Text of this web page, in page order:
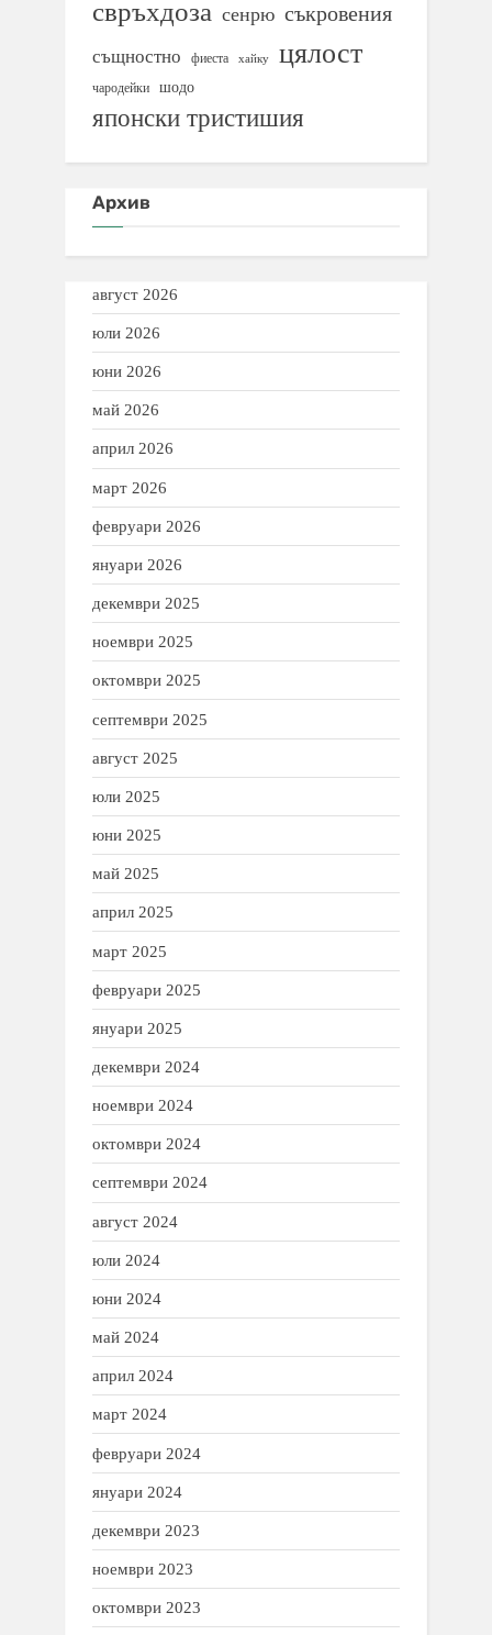
свръхдоза сенрю съкровения
същностно фиеста хайку цялост
чародейки шодо
японски тристишия
Архив
август 2026
юли 2026
юни 2026
май 2026
април 2026
март 2026
февруари 2026
януари 2026
декември 2025
ноември 2025
октомври 2025
септември 2025
август 2025
юли 2025
юни 2025
май 2025
април 2025
март 2025
февруари 2025
януари 2025
декември 2024
ноември 2024
октомври 2024
септември 2024
август 2024
юли 2024
юни 2024
май 2024
април 2024
март 2024
февруари 2024
януари 2024
декември 2023
ноември 2023
октомври 2023